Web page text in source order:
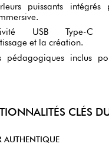
puissants
USB Type-C
et la création.
pédagogiques inclus
CLÉS
AUTHENTIQUE